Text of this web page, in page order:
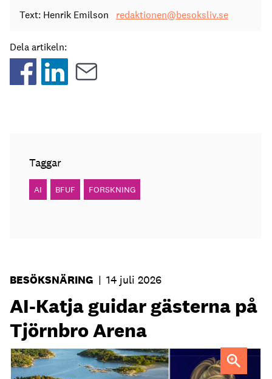
Text: Henrik Emilson redaktionen@besoksliv.se
Dela artikeln:
Taggar
AI BFUF FORSKNING
BESÖKSNÄRING | 14 juli 2026
AI-Katja guidar gästerna på
Tjörnbro Arena
AI-medarbetaren Katja tillträdde i tjänst i april.